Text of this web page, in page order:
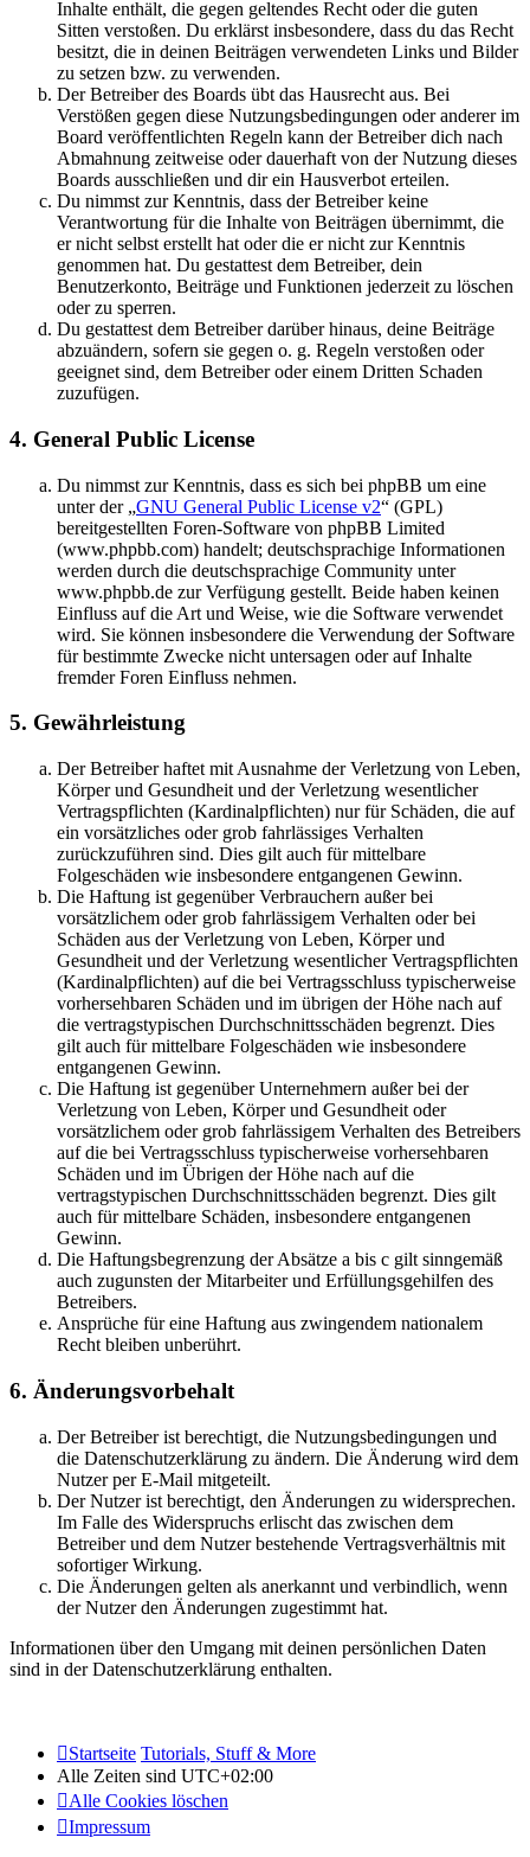
Inhalte enthält, die gegen geltendes Recht oder die guten
Sitten verstoßen. Du erklärst insbesondere, dass du das Recht
besitzt, die in deinen Beiträgen verwendeten Links und Bilder
zu setzen bzw. zu verwenden.
Der Betreiber des Boards übt das Hausrecht aus. Bei
Verstößen gegen diese Nutzungsbedingungen oder anderer im
Board veröffentlichten Regeln kann der Betreiber dich nach
Abmahnung zeitweise oder dauerhaft von der Nutzung dieses
Boards ausschließen und dir ein Hausverbot erteilen.
Du nimmst zur Kenntnis, dass der Betreiber keine
Verantwortung für die Inhalte von Beiträgen übernimmt, die
er nicht selbst erstellt hat oder die er nicht zur Kenntnis
genommen hat. Du gestattest dem Betreiber, dein
Benutzerkonto, Beiträge und Funktionen jederzeit zu löschen
oder zu sperren.
Du gestattest dem Betreiber darüber hinaus, deine Beiträge
abzuändern, sofern sie gegen o. g. Regeln verstoßen oder
geeignet sind, dem Betreiber oder einem Dritten Schaden
zuzufügen.
4. General Public License
Du nimmst zur Kenntnis, dass es sich bei phpBB um eine
unter der „GNU General Public License v2“ (GPL)
bereitgestellten Foren-Software von phpBB Limited
(www.phpbb.com) handelt; deutschsprachige Informationen
werden durch die deutschsprachige Community unter
www.phpbb.de zur Verfügung gestellt. Beide haben keinen
Einfluss auf die Art und Weise, wie die Software verwendet
wird. Sie können insbesondere die Verwendung der Software
für bestimmte Zwecke nicht untersagen oder auf Inhalte
fremder Foren Einfluss nehmen.
5. Gewährleistung
Der Betreiber haftet mit Ausnahme der Verletzung von Leben,
Körper und Gesundheit und der Verletzung wesentlicher
Vertragspflichten (Kardinalpflichten) nur für Schäden, die auf
ein vorsätzliches oder grob fahrlässiges Verhalten
zurückzuführen sind. Dies gilt auch für mittelbare
Folgeschäden wie insbesondere entgangenen Gewinn.
Die Haftung ist gegenüber Verbrauchern außer bei
vorsätzlichem oder grob fahrlässigem Verhalten oder bei
Schäden aus der Verletzung von Leben, Körper und
Gesundheit und der Verletzung wesentlicher Vertragspflichten
(Kardinalpflichten) auf die bei Vertragsschluss typischerweise
vorhersehbaren Schäden und im übrigen der Höhe nach auf
die vertragstypischen Durchschnittsschäden begrenzt. Dies
gilt auch für mittelbare Folgeschäden wie insbesondere
entgangenen Gewinn.
Die Haftung ist gegenüber Unternehmern außer bei der
Verletzung von Leben, Körper und Gesundheit oder
vorsätzlichem oder grob fahrlässigem Verhalten des Betreibers
auf die bei Vertragsschluss typischerweise vorhersehbaren
Schäden und im Übrigen der Höhe nach auf die
vertragstypischen Durchschnittsschäden begrenzt. Dies gilt
auch für mittelbare Schäden, insbesondere entgangenen
Gewinn.
Die Haftungsbegrenzung der Absätze a bis c gilt sinngemäß
auch zugunsten der Mitarbeiter und Erfüllungsgehilfen des
Betreibers.
Ansprüche für eine Haftung aus zwingendem nationalem
Recht bleiben unberührt.
6. Änderungsvorbehalt
Der Betreiber ist berechtigt, die Nutzungsbedingungen und
die Datenschutzerklärung zu ändern. Die Änderung wird dem
Nutzer per E-Mail mitgeteilt.
Der Nutzer ist berechtigt, den Änderungen zu widersprechen.
Im Falle des Widerspruchs erlischt das zwischen dem
Betreiber und dem Nutzer bestehende Vertragsverhältnis mit
sofortiger Wirkung.
Die Änderungen gelten als anerkannt und verbindlich, wenn
der Nutzer den Änderungen zugestimmt hat.
Informationen über den Umgang mit deinen persönlichen Daten
sind in der Datenschutzerklärung enthalten.
Startseite Tutorials, Stuff & More
Alle Zeiten sind UTC+02:00
Alle Cookies löschen
Impressum